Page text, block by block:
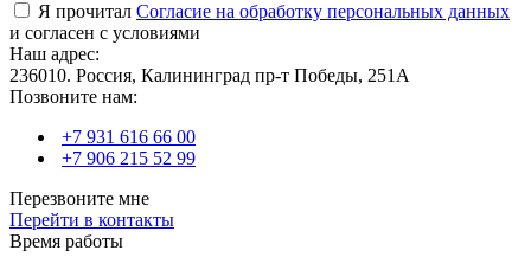
Я прочитал Согласие на обработку персональных данных
и согласен с условиями
Наш адрес:
236010. Россия, Калининград пр-т Победы, 251А
Позвоните нам:
+7 931 616 66 00
+7 906 215 52 99
Перезвоните мне
Перейти в контакты
Время работы